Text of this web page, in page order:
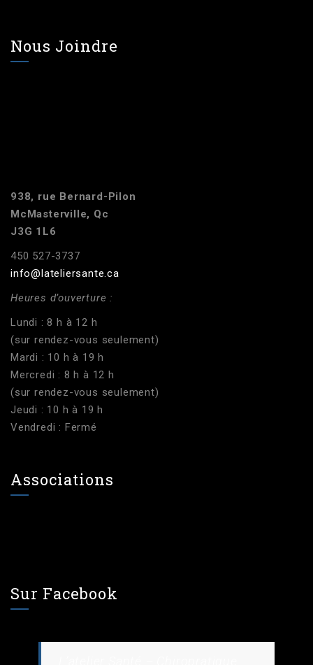
Nous Joindre
938, rue Bernard-Pilon
McMasterville, Qc
J3G 1L6
450 527-3737
info@lateliersante.ca
Heures d’ouverture :
Lundi : 8 h à 12 h
(sur rendez-vous seulement)
Mardi : 10 h à 19 h
Mercredi : 8 h à 12 h
(sur rendez-vous seulement)
Jeudi : 10 h à 19 h
Vendredi : Fermé
Associations
Sur Facebook